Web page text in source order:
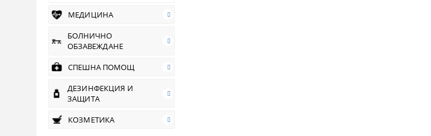
МЕДИЦИНА
БОЛНИЧНО
ОБЗАВЕЖДАНЕ
СПЕШНА ПОМОЩ
ДЕЗИНФЕКЦИЯ И
ЗАЩИТА
КОЗМЕТИКА